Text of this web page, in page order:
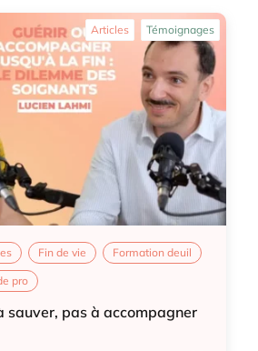
Fin de vie Formation deuil
pro
sauver, pas à accompagner
Articles Témoignages